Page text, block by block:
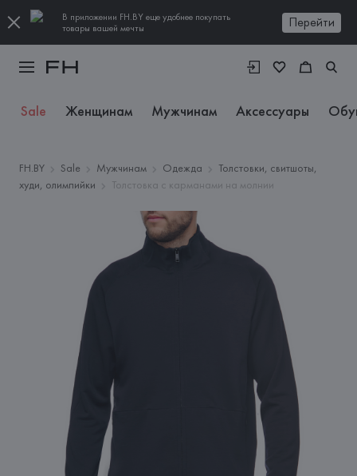
В приложении FH.BY еще удобнее покупать
товары вашей мечты
Перейти
Sale Женщинам Мужчинам Аксессуары
FH.BY Sale Мужчинам Одежда
Толстовки, свитшоты,
худи, олимпийки
Толстовка с карманами на молнии